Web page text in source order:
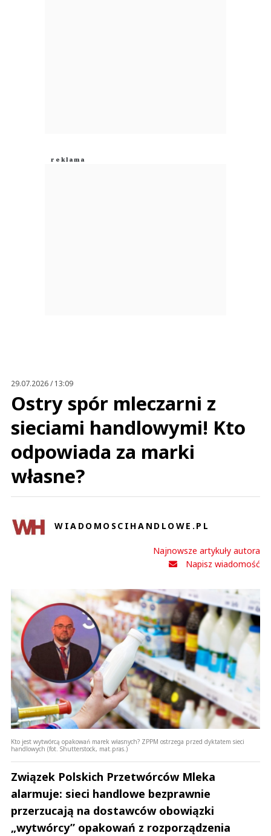
29.07.2026 / 13:09
Ostry spór mleczarni z
sieciami handlowymi! Kto
odpowiada za marki
własne?
WIADOMOSCIHANDLOWE.PL
Najnowsze artykuły autora
Napisz wiadomość
Kto jest wytwórcą opakowań marek własnych? ZPPM ostrzega przed dyktatem sieci
handlowych (fot. Shutterstock, mat.pras.)
Związek Polskich Przetwórców Mleka
alarmuje: sieci handlowe bezprawnie
przerzucają na dostawców obowiązki
„wytwórcy” opakowań z rozporządzenia